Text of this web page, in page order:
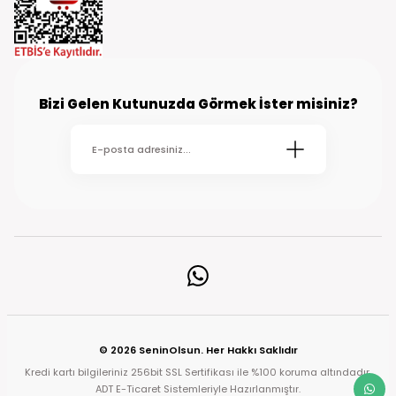
Bizi Gelen Kutunuzda Görmek İster misiniz?
© 2026 SeninOlsun. Her Hakkı Saklıdır
Kredi kartı bilgileriniz 256bit SSL Sertifikası ile %100 koruma altındadır.
ADT E-Ticaret Sistemleriyle Hazırlanmıştır.